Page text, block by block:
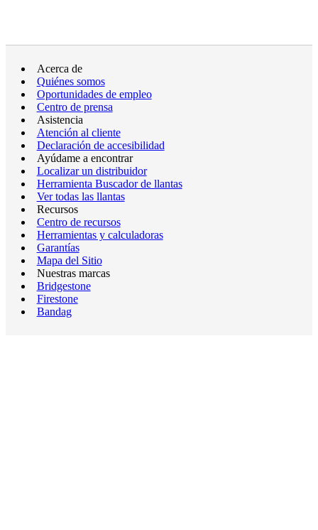
Acerca de
Quiénes somos
Oportunidades de empleo
Centro de prensa
Asistencia
Atención al cliente
Declaración de accesibilidad
Ayúdame a encontrar
Localizar un distribuidor
Herramienta Buscador de llantas
Ver todas las llantas
Recursos
Centro de recursos
Herramientas y calculadoras
Garantías
Mapa del Sitio
Nuestras marcas
Bridgestone
Firestone
Bandag